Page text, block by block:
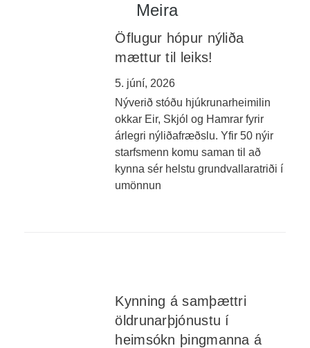
Meira
Öflugur hópur nýliða
mættur til leiks!
5. júní, 2026
Nýverið stóðu hjúkrunarheimilin
okkar Eir, Skjól og Hamrar fyrir
árlegri nýliðafræðslu. Yfir 50 nýir
starfsmenn komu saman til að
kynna sér helstu grundvallaratriði í
umönnun
Kynning á samþættri
öldrunarþjónustu í
heimsókn þingmanna á